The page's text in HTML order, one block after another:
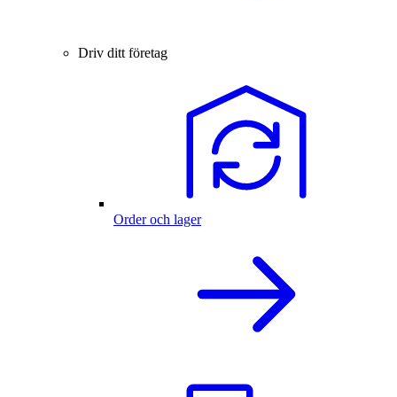
Driv ditt företag
Order och lager